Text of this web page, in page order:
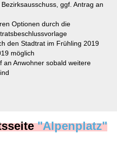
ggf. Antrag an
Optionen durch die
den Stadtrat im Frühling 2019
möglich
an Anwohner sobald weitere
"Alpenplatz"